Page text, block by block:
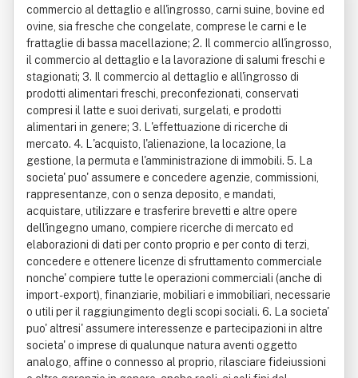
commercio al dettaglio e all'ingrosso, carni suine, bovine ed
ovine, sia fresche che congelate, comprese le carni e le
frattaglie di bassa macellazione; 2. Il commercio all'ingrosso,
il commercio al dettaglio e la lavorazione di salumi freschi e
stagionati; 3. Il commercio al dettaglio e all'ingrosso di
prodotti alimentari freschi, preconfezionati, conservati
compresi il latte e suoi derivati, surgelati, e prodotti
alimentari in genere; 3. L'effettuazione di ricerche di
mercato. 4. L'acquisto, l'alienazione, la locazione, la
gestione, la permuta e l'amministrazione di immobili. 5. La
societa' puo' assumere e concedere agenzie, commissioni,
rappresentanze, con o senza deposito, e mandati,
acquistare, utilizzare e trasferire brevetti e altre opere
dell'ingegno umano, compiere ricerche di mercato ed
elaborazioni di dati per conto proprio e per conto di terzi,
concedere e ottenere licenze di sfruttamento commerciale
nonche' compiere tutte le operazioni commerciali (anche di
import - export), finanziarie, mobiliari e immobiliari, necessarie
o utili per il raggiungimento degli scopi sociali. 6. La societa'
puo' altresi' assumere interessenze e partecipazioni in altre
societa' o imprese di qualunque natura aventi oggetto
analogo, affine o connesso al proprio, rilasciare fideiussioni